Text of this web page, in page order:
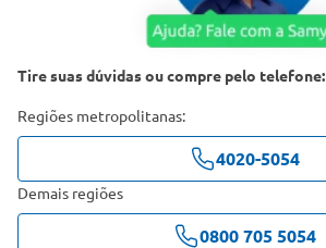
Tire suas dúvidas ou compre pelo telefone:
Regiões metropolitanas:
4020-5054
Demais regiões
0800 705 5054